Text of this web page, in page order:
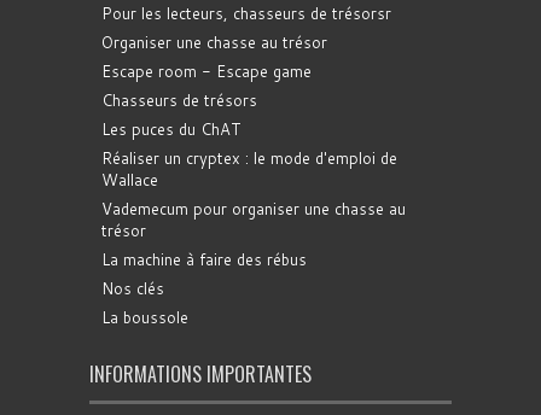
Pour les lecteurs, chasseurs de trésorsr
Organiser une chasse au trésor
Escape room - Escape game
Chasseurs de trésors
Les puces du ChAT
Réaliser un cryptex : le mode d'emploi de
Wallace
Vademecum pour organiser une chasse au
trésor
La machine à faire des rébus
Nos clés
La boussole
INFORMATIONS IMPORTANTES